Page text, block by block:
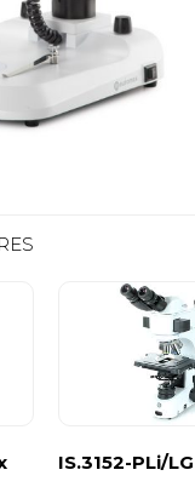
IS.3152-PLi/LG